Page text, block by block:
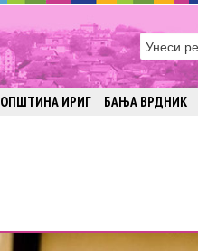
ОПШТИНА ИРИГ БАЊА ВРДНИК